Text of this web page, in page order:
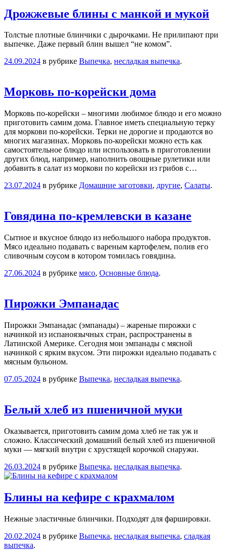
Дрожжевые блины с манкой и мукой
Толстые плотные блинчики с дырочками. Не прилипают при
выпечке. Даже первый блин вышел “не комом”.
24.09.2024 в рубрике Выпечка, несладкая выпечка.
Морковь по-корейски дома
Морковь по-корейски – многими любимое блюдо и его можно
приготовить самим дома. Главное иметь специальную терку
для моркови по-корейски. Терки не дорогие и продаются во
многих магазинах. Морковь по-корейски можно есть как
самостоятельное блюдо или использовать в приготовлении
других блюд, например, наполнить овощные рулетики или
добавить в салат из моркови по корейски из грибов с…
23.07.2024 в рубрике Домашние заготовки, другие, Салаты.
Говядина по-кремлевски в казане
Сытное и вкусное блюдо из небольшого набора продуктов.
Мясо идеально подавать с вареным картофелем, полив его
сливочным соусом в котором томилась говядина.
27.06.2024 в рубрике мясо, Основные блюда.
Пирожки Эмпанадас
Пирожки Эмпанадас (эмпанады) – жареные пирожки с
начинкой из испаноязычных стран, распространены в
Латинской Америке. Сегодня мои эмпанады с мясной
начинкой с ярким вкусом. Эти пирожки идеально подавать с
мясным бульоном.
07.05.2024 в рубрике Выпечка, несладкая выпечка.
Белый хлеб из пшеничной муки
Оказывается, приготовить самим дома хлеб не так уж и
сложно. Классический домашний белый хлеб из пшеничной
муки — мягкий внутри с хрустящей корочкой снаружи.
26.03.2024 в рубрике Выпечка, несладкая выпечка.
Блины на кефире с крахмалом
Нежные эластичные блинчики. Подходят для фаршировки.
20.02.2024 в рубрике Выпечка, несладкая выпечка, сладкая
выпечка.